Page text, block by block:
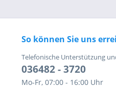
So können Sie uns
Telefonische Unterstützung
036482 - 3720
Mo-Fr, 07:00 - 16:00 Uhr